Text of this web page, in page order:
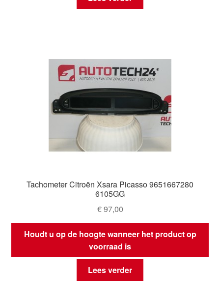
Tachometer Citroën Xsara Picasso 9651667280
6105GG
€97,00
Houdt u op de hoogte wanneer het product op
voorraad is
Lees verder